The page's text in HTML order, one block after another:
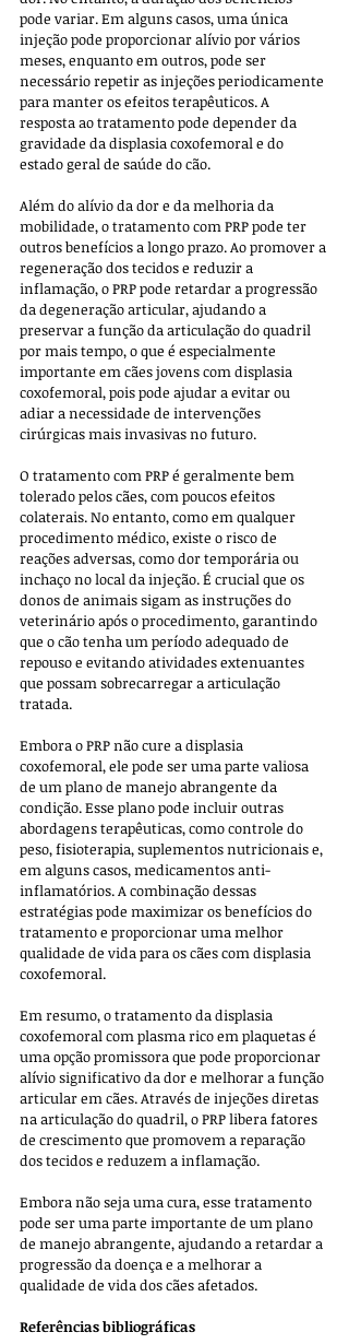
pode variar. Em alguns casos, uma única
injeção pode proporcionar alívio por vários
meses, enquanto em outros, pode ser
necessário repetir as injeções periodicamente
para manter os efeitos terapêuticos. A
resposta ao tratamento pode depender da
gravidade da displasia coxofemoral e do
estado geral de saúde do cão.
Além do alívio da dor e da melhoria da
mobilidade, o tratamento com PRP pode ter
outros benefícios a longo prazo. Ao promover a
regeneração dos tecidos e reduzir a
inflamação, o PRP pode retardar a progressão
da degeneração articular, ajudando a
preservar a função da articulação do quadril
por mais tempo, o que é especialmente
importante em cães jovens com displasia
coxofemoral, pois pode ajudar a evitar ou
adiar a necessidade de intervenções
cirúrgicas mais invasivas no futuro.
O tratamento com PRP é geralmente bem
tolerado pelos cães, com poucos efeitos
colaterais. No entanto, como em qualquer
procedimento médico, existe o risco de
reações adversas, como dor temporária ou
inchaço no local da injeção. É crucial que os
donos de animais sigam as instruções do
veterinário após o procedimento, garantindo
que o cão tenha um período adequado de
repouso e evitando atividades extenuantes
que possam sobrecarregar a articulação
tratada.
Embora o PRP não cure a displasia
coxofemoral, ele pode ser uma parte valiosa
de um plano de manejo abrangente da
condição. Esse plano pode incluir outras
abordagens terapêuticas, como controle do
peso, fisioterapia, suplementos nutricionais e,
em alguns casos, medicamentos anti-
inflamatórios. A combinação dessas
estratégias pode maximizar os benefícios do
tratamento e proporcionar uma melhor
qualidade de vida para os cães com displasia
coxofemoral.
Em resumo, o tratamento da displasia
coxofemoral com plasma rico em plaquetas é
uma opção promissora que pode proporcionar
alívio significativo da dor e melhorar a função
articular em cães. Através de injeções diretas
na articulação do quadril, o PRP libera fatores
de crescimento que promovem a reparação
dos tecidos e reduzem a inflamação.
Embora não seja uma cura, esse tratamento
pode ser uma parte importante de um plano
de manejo abrangente, ajudando a retardar a
progressão da doença e a melhorar a
qualidade de vida dos cães afetados.
Referências bibliográficas